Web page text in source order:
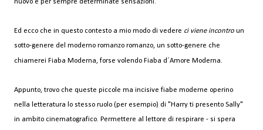
nuovo e per sempre determinate sensazioni.
Ed ecco che in questo contesto a mio modo di vedere ci viene incontro un
sotto-genere del moderno romanzo romanzo, un sotto-genere che
chiamerei Fiaba Moderna, forse volendo Fiaba d´Amore Moderna.
Appunto, trovo che queste piccole ma incisive fiabe moderne operino
nella letteratura lo stesso ruolo (per esempio) di "Harry ti presento Sally"
in ambito cinematografico. Permettere al lettore di respirare - si spera